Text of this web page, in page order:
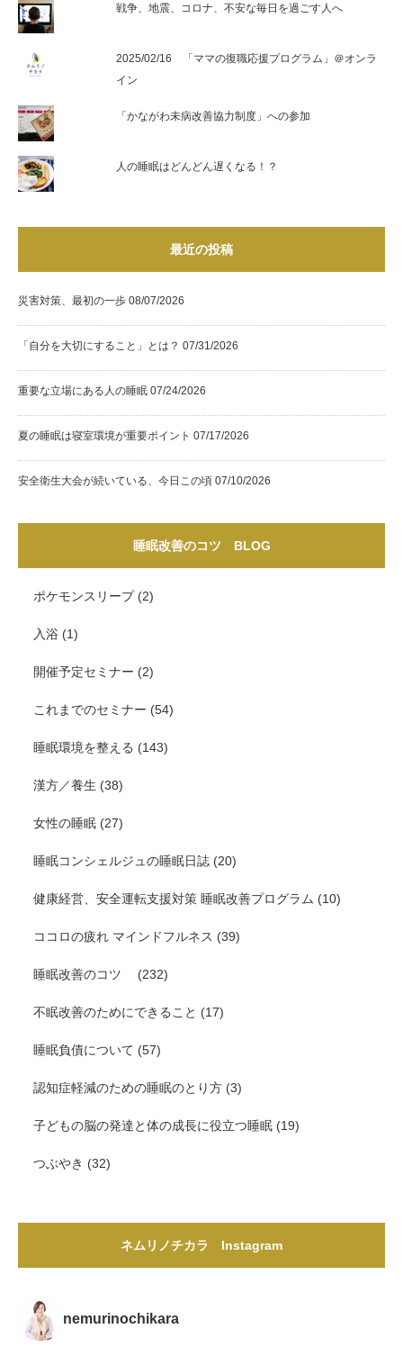
戦争、地震、コロナ、不安な毎日を過ごす人へ
2025/02/16 「ママの復職応援プログラム」＠オンラ
イン
「かながわ未病改善協力制度」への参加
人の睡眠はどんどん遅くなる！？
最近の投稿
災害対策、最初の一歩 08/07/2026
「自分を大切にすること」とは？ 07/31/2026
重要な立場にある人の睡眠 07/24/2026
夏の睡眠は寝室環境が重要ポイント 07/17/2026
安全衛生大会が続いている、今日この頃 07/10/2026
睡眠改善のコツ BLOG
ポケモンスリープ(2)
入浴 (1)
開催予定セミナー (2)
これまでのセミナー (54)
睡眠環境を整える (143)
漢方／養生 (38)
女性の睡眠 (27)
睡眠コンシェルジュの睡眠日誌 (20)
健康経営、安全運転支援対策 睡眠改善プログラム (10)
ココロの疲れ マインドフルネス (39)
睡眠改善のコツ (232)
不眠改善のためにできること (17)
睡眠負債について (57)
認知症軽減のための睡眠のとり方 (3)
子どもの脳の発達と体の成長に役立つ睡眠 (19)
つぶやき (32)
ネムリノチカラ Instagram
nemurinochikara